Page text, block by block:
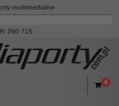
multimedialne
260 715
0